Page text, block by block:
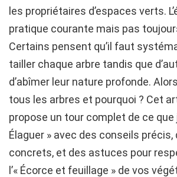
les propriétaires d’espaces verts.
pratique courante mais pas
Certains pensent qu’il faut
tailler chaque arbre tandis que
d’abîmer leur nature profonde.
tous les arbres et pourquoi ? Cet
propose un tour complet de ce que
Élaguer » avec des conseils
concrets, et des astuces pour
l’« Écorce et feuillage » de vos